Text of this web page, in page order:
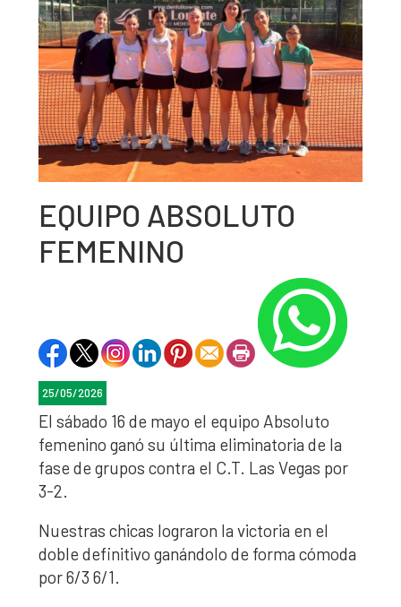
EQUIPO ABSOLUTO
FEMENINO
25/05/2026
El sábado 16 de mayo el equipo Absoluto
femenino ganó su última eliminatoria de la
fase de grupos contra el C.T. Las Vegas por
3-2.
Nuestras chicas lograron la victoria en el
doble definitivo ganándolo de forma cómoda
por 6/3 6/1.